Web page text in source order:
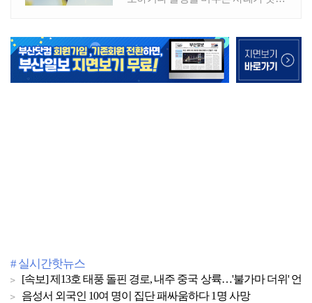
# 실시간핫뉴스
[속보] 제13호 태풍 돌핀 경로, 내주 중국 상륙…'불가마 더위' 언
음성서 외국인 10여 명이 집단 패싸움하다 1명 사망